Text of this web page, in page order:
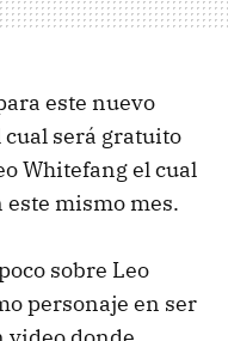
este nuevo
cual será gratuito
Whitefang el cual
este mismo mes.
sobre Leo
personaje en ser